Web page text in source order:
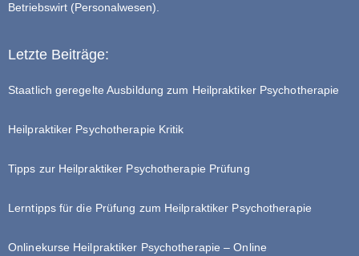
Betriebswirt (Personalwesen).
Letzte Beiträge:
Staatlich geregelte Ausbildung zum Heilpraktiker Psychotherapie
Heilpraktiker Psychotherapie Kritik
Tipps zur Heilpraktiker Psychotherapie Prüfung
Lerntipps für die Prüfung zum Heilpraktiker Psychotherapie
Onlinekurse Heilpraktiker Psychotherapie – Online